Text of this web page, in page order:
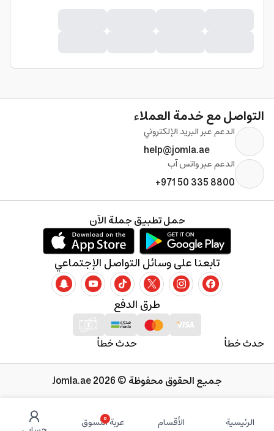
الرئيسية الأقسام 0
عربة التسوق
التواصل مع خدمة العملاء
الدعم عبر البريد الإلكتروني
help@jomla.ae
الدعم عبر واتس آب
+971 50 335 8800
حدث خطأ حدث خطأ
طرق الدفع
تابعنا على وسائل التواصل الإجتماعي
حمل تطبيق جملة الآن
جميع الحقوق محفوظة © 2026 Jomla.ae